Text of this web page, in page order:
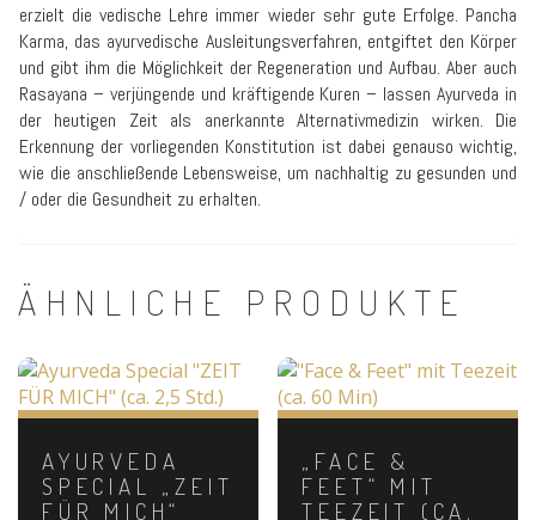
erzielt die vedische Lehre immer wieder sehr gute Erfolge. Pancha
Karma, das ayurvedische Ausleitungsverfahren, entgiftet den Körper
und gibt ihm die Möglichkeit der Regeneration und Aufbau. Aber auch
Rasayana – verjüngende und kräftigende Kuren – lassen Ayurveda in
der heutigen Zeit als anerkannte Alternativmedizin wirken. Die
Erkennung der vorliegenden Konstitution ist dabei genauso wichtig,
wie die anschließende Lebensweise, um nachhaltig zu gesunden und
/ oder die Gesundheit zu erhalten.
ÄHNLICHE PRODUKTE
AYURVEDA
SPECIAL „ZEIT
FÜR MICH“
„FACE &
FEET“ MIT
TEEZEIT (CA.